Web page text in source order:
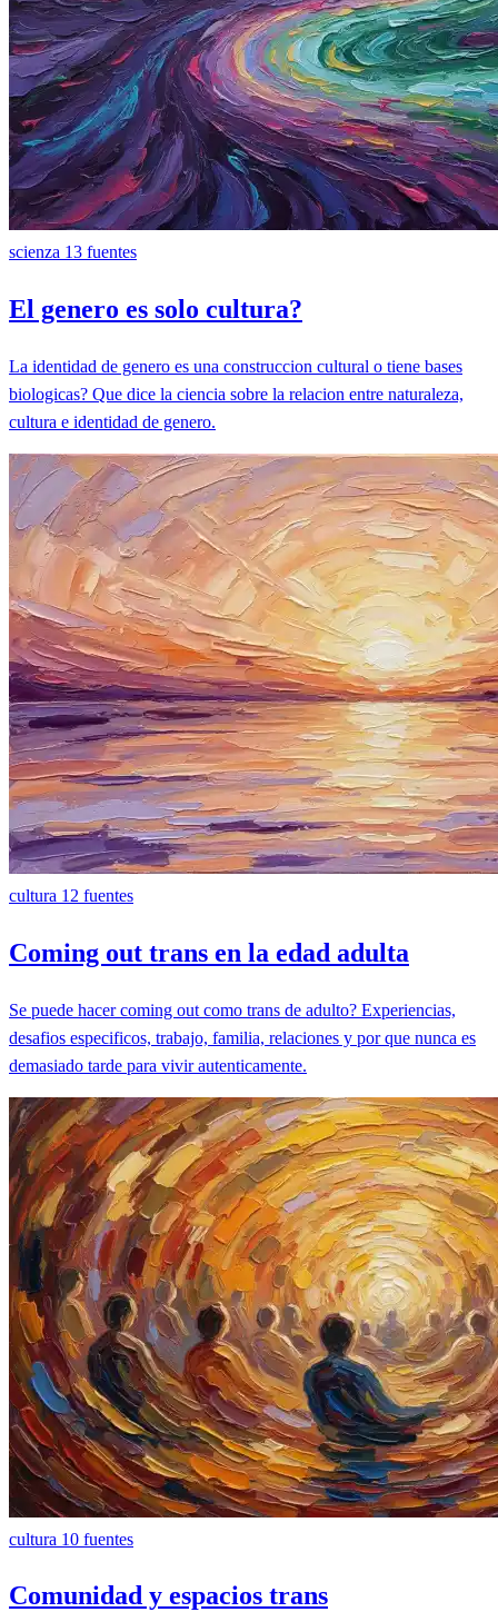
scienza 13 fuentes
El genero es solo cultura?
La identidad de genero es una construccion cultural o tiene bases
biologicas? Que dice la ciencia sobre la relacion entre naturaleza,
cultura e identidad de genero.
cultura 12 fuentes
Coming out trans en la edad adulta
Se puede hacer coming out como trans de adulto? Experiencias,
desafios especificos, trabajo, familia, relaciones y por que nunca es
demasiado tarde para vivir autenticamente.
cultura 10 fuentes
Comunidad y espacios trans